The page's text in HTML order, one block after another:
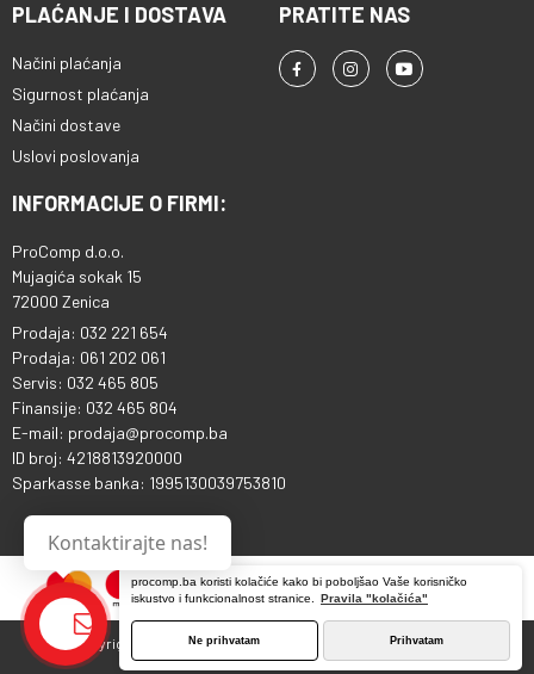
procomp.ba koristi kolačiće kako bi poboljšao Vaše korisničko
iskustvo i funkcionalnost stranice.
Pravila "kolačića"
Ne prihvatam Prihvatam
PLAĆANJE I DOSTAVA
Načini plaćanja
Sigurnost plaćanja
Načini dostave
Uslovi poslovanja
PRATITE NAS
INFORMACIJE O FIRMI:
ProComp d.o.o.
Mujagića sokak 15
72000 Zenica
Prodaja: 032 221 654
Prodaja: 061 202 061
Servis: 032 465 805
Finansije: 032 465 804
E-mail: prodaja@procomp.ba
ID broj: 4218813920000
Sparkasse banka: 1995130039753810
Copyright © 2013 - 2026 ProComp d.o.o. Sva prava pridržana.
Kontaktirajte nas!